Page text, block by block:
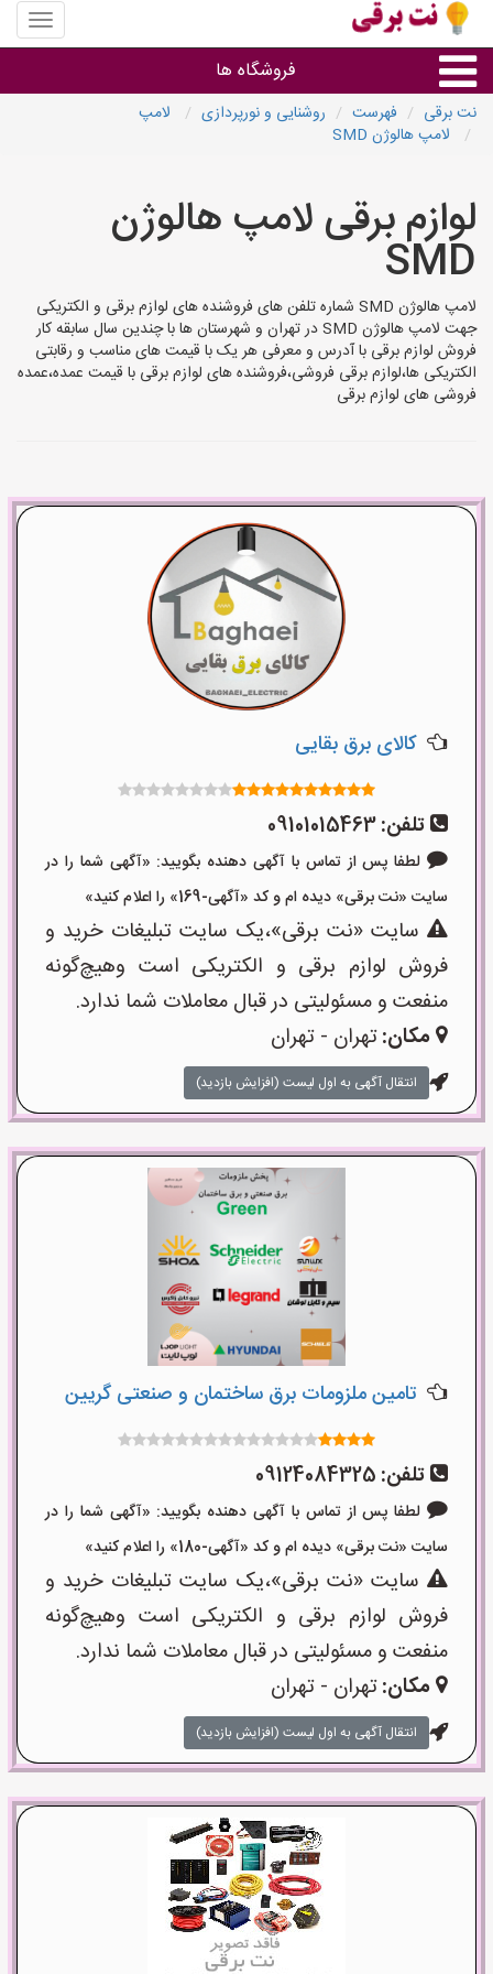
منوی
سایت
برقی
فروشگاه ها
سایر گروه ها
نت برقی فهرست روشنایی و نورپردازی
لامپ
لامپ هالوژن SMD
لوازم برقی لامپ هالوژن
SMD
لامپ هالوژن SMD شماره تلفن های فروشنده های لوازم برقی و الکتریکی
جهت لامپ هالوژن SMD در تهران و شهرستان ها با چندین سال سابقه کار
فروش لوازم برقی با آدرس و معرفی هر یک با قیمت های مناسب و رقابتی
الکتریکی ها،لوازم برقی فروشی،فروشنده های لوازم برقی با قیمت عمده،عمده
فروشی های لوازم برقی
کالای برق بقایی
تلفن:09101015463
لطفا پس از تماس با آگهی دهنده بگویید: «آگهی شما را در
سایت «نت برقی» دیده ام و کد «آگهی-169» را اعلام کنید»
سایت «نت برقی»،یک سایت تبلیغات خرید و
فروش لوازم برقی و الکتریکی است وهیچ‌گونه
منفعت و مسئولیتی در قبال معاملات شما ندارد.
مکان:تهران - تهران
انتقال آگهی به اول لیست (افزایش بازدید)
تامین ملزومات برق ساختمان و صنعتی گریین
تلفن: 09124084325
لطفا پس از تماس با آگهی دهنده بگویید: «آگهی شما را در
سایت «نت برقی» دیده ام و کد «آگهی-180» را اعلام کنید»
سایت «نت برقی»،یک سایت تبلیغات خرید و
فروش لوازم برقی و الکتریکی است وهیچ‌گونه
منفعت و مسئولیتی در قبال معاملات شما ندارد.
مکان:تهران - تهران
انتقال آگهی به اول لیست (افزایش بازدید)